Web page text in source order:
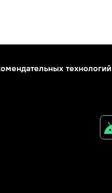
технологий